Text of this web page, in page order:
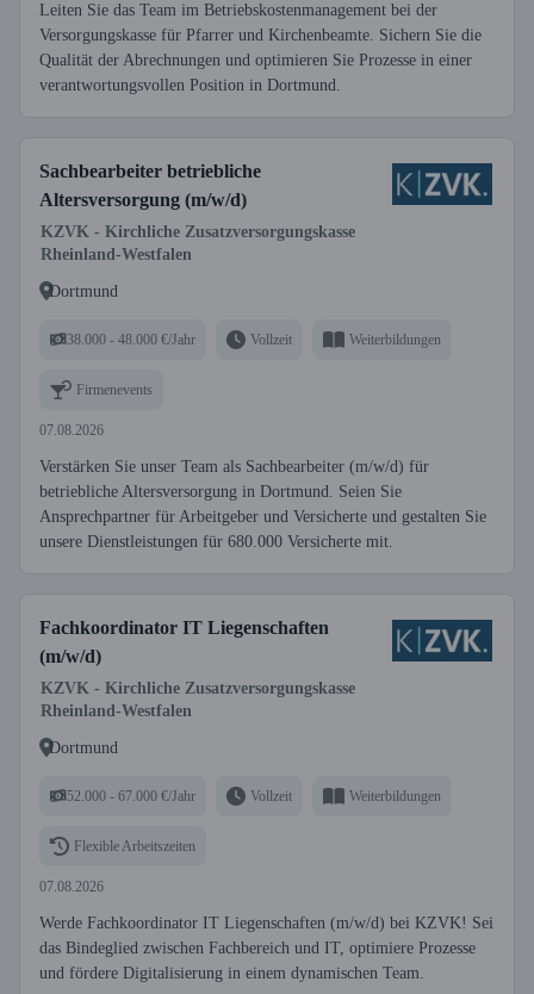
Leiten Sie das Team im Betriebskostenmanagement bei der
Versorgungskasse für Pfarrer und Kirchenbeamte. Sichern Sie die
Qualität der Abrechnungen und optimieren Sie Prozesse in einer
verantwortungsvollen Position in Dortmund.
Sachbearbeiter betriebliche
Altersversorgung (m/w/d)
KZVK - Kirchliche Zusatzversorgungskasse
Rheinland-Westfalen
Dortmund
38.000 - 48.000 €/Jahr Vollzeit Weiterbildungen
Firmenevents
07.08.2026
Verstärken Sie unser Team als Sachbearbeiter (m/w/d) für
betriebliche Altersversorgung in Dortmund. Seien Sie
Ansprechpartner für Arbeitgeber und Versicherte und gestalten Sie
unsere Dienstleistungen für 680.000 Versicherte mit.
Fachkoordinator IT Liegenschaften
(m/w/d)
KZVK - Kirchliche Zusatzversorgungskasse
Rheinland-Westfalen
Dortmund
52.000 - 67.000 €/Jahr Vollzeit Weiterbildungen
Flexible Arbeitszeiten
07.08.2026
Werde Fachkoordinator IT Liegenschaften (m/w/d) bei KZVK! Sei
das Bindeglied zwischen Fachbereich und IT, optimiere Prozesse
und fördere Digitalisierung in einem dynamischen Team.